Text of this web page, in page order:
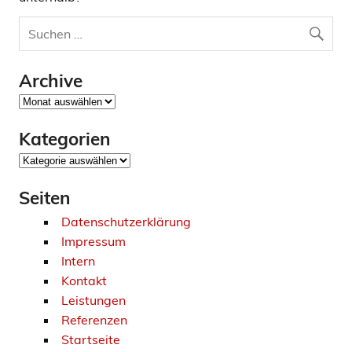
Archive
Archive
Kategorien
Kategorien
Seiten
Datenschutzerklärung
Impressum
Intern
Kontakt
Leistungen
Referenzen
Startseite